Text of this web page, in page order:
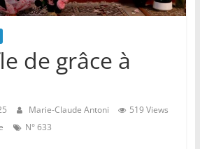
de grâce à
Marie-Claude Antoni
519 Views
N° 633